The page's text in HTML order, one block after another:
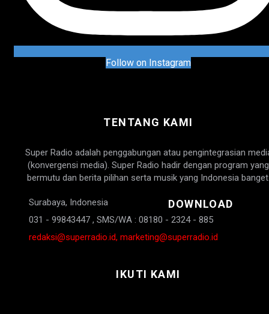
Follow on Instagram
TENTANG KAMI
Super Radio adalah penggabungan atau pengintegrasian
(konvergensi media). Super Radio hadir dengan program yang
bermutu dan berita pilihan serta musik yang Indonesia
Surabaya, Indonesia
031 - 99843447 , SMS/WA : 08180 - 2324 - 885
redaksi@superradio.id, marketing@superradio.id
DOWNLOAD
IKUTI KAMI